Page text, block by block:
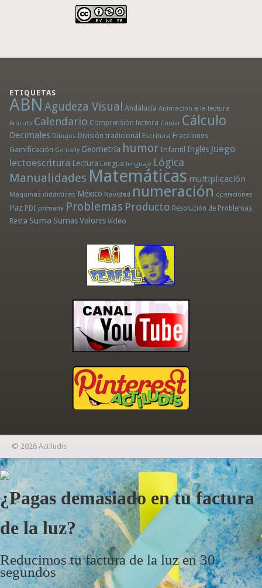
ETIQUETAS
ABN Agudeza Visual Andalucía Animación a la lectura
Artículo Calendario Comprensión lectora Contar Cálculo
Decimales Dibujos División tradicional Escritura Fracciones
Gamificación Genially Geometría humor Infantil Inglés Juego
lectoescritura Lectura Lengua lenguaje Lógica
Manualidades Matemáticas multiplicación
Máquinas didácticas México Navidad numeración operaciones
Paz PDI primaria Problemas Producto Resolución de Problemas
Resta Suma Sumas Valores vídeo
© 2026 Actiludis
×
¿Pagas demasiado en tu factura
de la luz?
Reducimos tu factura de la luz en 30
segundos